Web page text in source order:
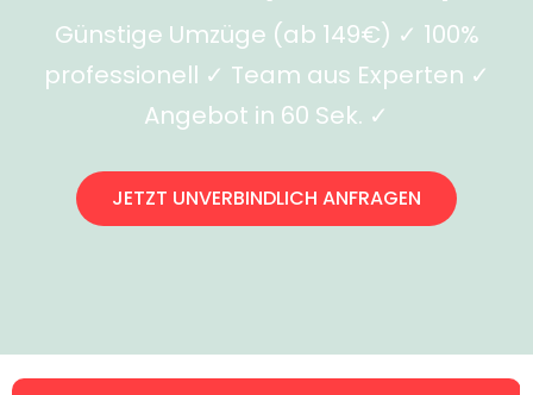
Günstige Umzüge (ab 149€) ✓ 100%
professionell ✓ Team aus Experten ✓
Angebot in 60 Sek. ✓
JETZT UNVERBINDLICH ANFRAGEN